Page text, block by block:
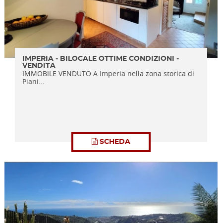
IMPERIA - BILOCALE OTTIME CONDIZIONI -
VENDITA
IMMOBILE VENDUTO A Imperia nella zona storica di
Piani...
SCHEDA